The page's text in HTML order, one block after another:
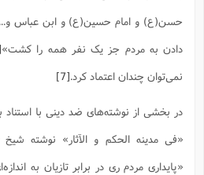
حسن(ع) و امام حسین(ع) و ابن عباس و...
دادن به مردم جز یک نفر همه را کشت»[6]
نمی‌توان چندان اعتماد کرد.[7]
در بخشی از نوشته‌های ضد دینی با استناد
«فی مدینه الحکم و الآثار» نوشته
«پایداری مردم ری در برابر تازیان به